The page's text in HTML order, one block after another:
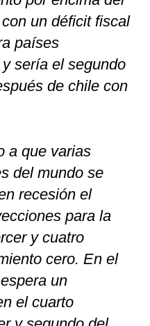
un déficit fiscal
países
sería el segundo
de chile con
a que varias
del mundo se
recesión el
para la
y cuatro
cero. En el
un
el cuarto